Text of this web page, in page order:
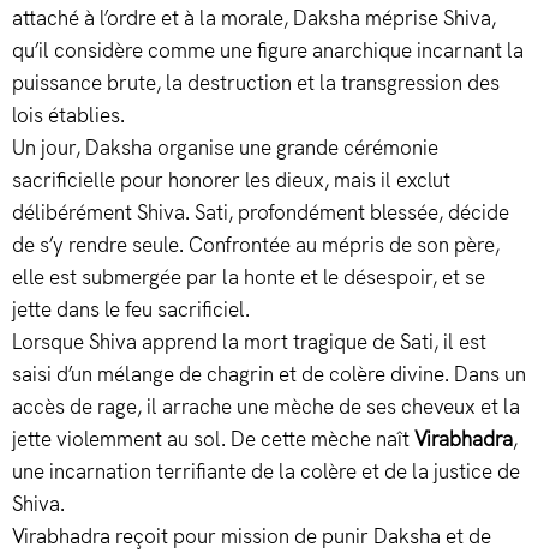
attaché à l’ordre et à la morale, Daksha méprise Shiva,
qu’il considère comme une figure anarchique incarnant la
puissance brute, la destruction et la transgression des
lois établies.
Un jour, Daksha organise une grande cérémonie
sacrificielle pour honorer les dieux, mais il exclut
délibérément Shiva. Sati, profondément blessée, décide
de s’y rendre seule. Confrontée au mépris de son père,
elle est submergée par la honte et le désespoir, et se
jette dans le feu sacrificiel.
Lorsque Shiva apprend la mort tragique de Sati, il est
saisi d’un mélange de chagrin et de colère divine. Dans un
accès de rage, il arrache une mèche de ses cheveux et la
jette violemment au sol. De cette mèche naîtVirabhadra,
une incarnation terrifiante de la colère et de la justice de
Shiva.
Virabhadra reçoit pour mission de punir Daksha et de